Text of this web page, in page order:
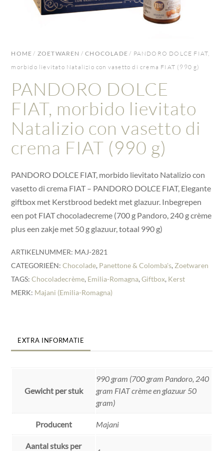
HOME / ZOETWAREN /CHOCOLADE / PANDORO DOLCE FIAT,
morbido lievitato Natalizio con vasetto di crema FIAT (990 g)
PANDORO DOLCE
FIAT, morbido lievitato
Natalizio con vasetto di
crema FIAT (990 g)
PANDORO DOLCE FIAT, morbido lievitato Natalizio con
vasetto di crema FIAT – PANDORO DOLCE FIAT, Elegante
giftbox met Kerstbrood bedekt met glazuur. Inbegrepen
een pot FIAT chocoladecreme (700 g Pandoro, 240 g crème
plus een zakje met 50 g glazuur, totaal 990 g)
ARTIKELNUMMER: MAJ-2821
CATEGORIEËN:Chocolade, Panettone & Colomba's, Zoetwaren
TAGS:Chocoladecrème, Emilia-Romagna,Giftbox, Kerst
MERK: Majani (Emilia-Romagna)
EXTRA INFORMATIE
Gewicht per stuk
990 gram (700 gram Pandoro, 240
gram FIAT crème en glazuur 50
gram)
Producent Majani
Aantal stuks per